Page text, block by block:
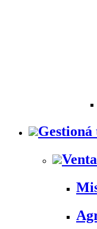
Gestioná